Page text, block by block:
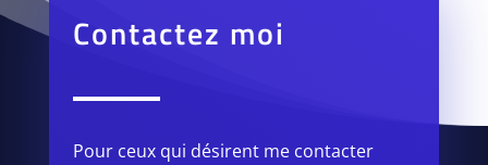
Contactez moi
Pour ceux qui désirent me contacter